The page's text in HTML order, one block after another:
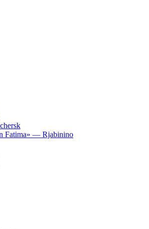
Fatima» — Rjabinino